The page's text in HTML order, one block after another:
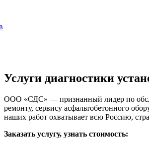
Услуги диагностики
ООО «СДС» — признанный лидер по
ремонту, сервису асфальтобетонного
наших работ охватывает всю Россию,
Заказать услугу, узнать стоимость: